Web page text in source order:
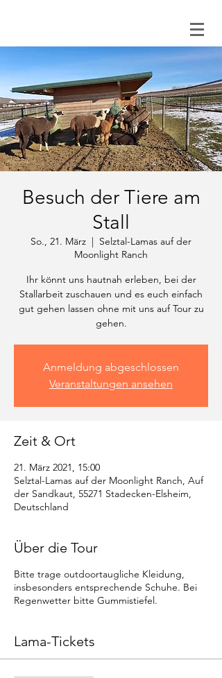
Besuch der Tiere am
Stall
So., 21. März
  |
Selztal-Lamas auf der
Moonlight Ranch
Ihr könnt uns hautnah erleben, bei der
Stallarbeit zuschauen und es euch einfach
gut gehen lassen ohne mit uns auf Tour zu
gehen.
Anmeldung abgeschlossen
Veranstaltungen ansehen
Zeit & Ort
21. März 2021, 15:00
Selztal-Lamas auf der Moonlight Ranch, Auf
der Sandkaut, 55271 Stadecken-Elsheim,
Deutschland
Über die Tour
Bitte trage outdoortaugliche Kleidung,
insbesonders entsprechende Schuhe. Bei
Regenwetter bitte Gummistiefel.
Lama-Tickets